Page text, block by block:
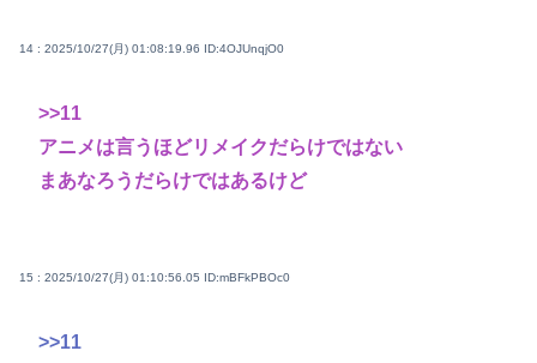
14 : 2025/10/27(月) 01:08:19.96 ID:4OJUnqjO0
>>11
アニメは言うほどリメイクだらけではない
まあなろうだらけではあるけど
15 : 2025/10/27(月) 01:10:56.05 ID:mBFkPBOc0
>>11